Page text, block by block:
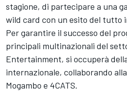
stagione, di partecipare a una
wild card con un esito del tutto
Per garantire il successo del
principali multinazionali del
Entertainment, si occuperà
internazionale, collaborando
Mogambo e 4CATS.